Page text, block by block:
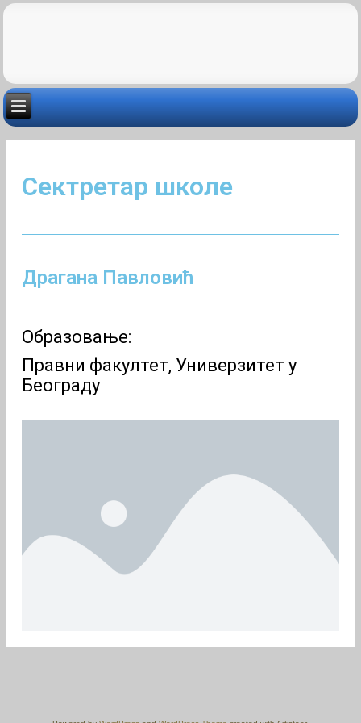
Сектретар школе
Драгана Павловић
Образовање:
Правни факултет, Универзитет у
Београду